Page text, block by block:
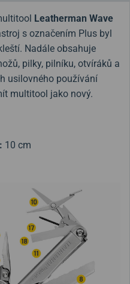
Leatherman Wave
s označením Plus byl
Nadále obsahuje
pilky, pilníku, otvíráků a
usilovného používání
multitool jako nový.
10 cm